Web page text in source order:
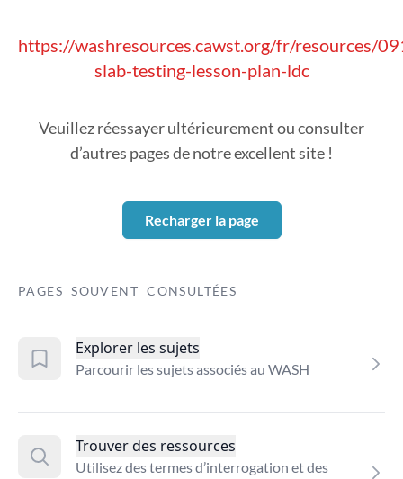
https://washresources.cawst.org/fr/resources/
slab-testing-lesson-plan-ldc
Veuillez réessayer ultérieurement ou consulter
d’autres pages de notre excellent site !
Recharger la page
PAGES SOUVENT CONSULTÉES
Explorer les sujets
Parcourir les sujets associés au WASH
Trouver des ressources
Utilisez des termes d’interrogation et des